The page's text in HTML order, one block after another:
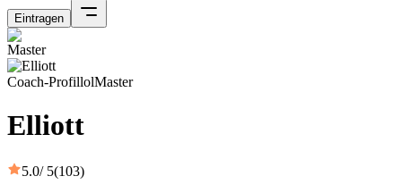
Eintragen
Coach-ProfillolMaster
Elliott
5.0/ 5(103)